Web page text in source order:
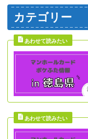
カテゴリー